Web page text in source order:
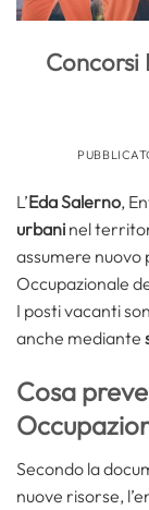
Concorsi
L’Eda Salerno,
urbani nel
assumere nuovo
Occupazionale
I posti vacanti
anche mediante
Cosa
Secondo la
nuove risorse,